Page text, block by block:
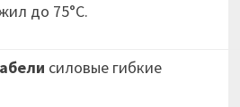
до 75°С.
силовые гибкие